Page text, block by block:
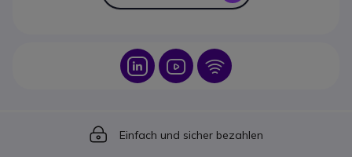
Icon Icon Icon
Icon
Einfach und sicher bezahlen